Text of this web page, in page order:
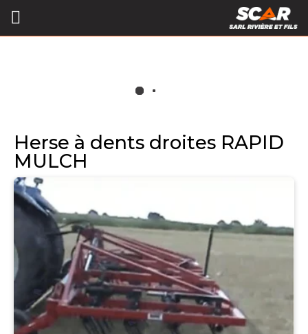
Herse à dents droites RAPID
MULCH